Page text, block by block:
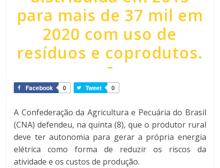
para mais de 37 mil em
2020 com uso de
resíduos e coprodutos.
Facebook 0 Tweet 0
A Confederação da Agricultura e Pecuária do Brasil
(CNA) defendeu, na quinta (8), que o produtor rural
deve ter autonomia para gerar a própria energia
elétrica como forma de reduzir os riscos da
atividade e os custos de produção.